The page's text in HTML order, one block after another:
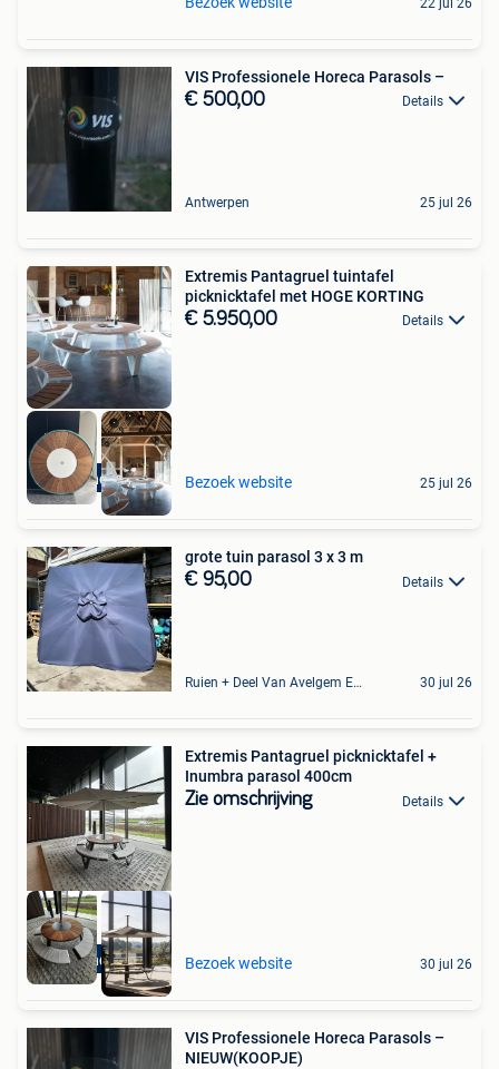
22 jul 26
VIS Professionele Horeca Parasols –
€ 500,00 Details
Antwerpen 25 jul 26
High-end Outlet
Extremis Pantagruel tuintafel
picknicktafel met HOGE KORTING
€ 5.950,00 Details
Bezoek website 25 jul 26
grote tuin parasol 3 x 3 m
€ 95,00 Details
Ruien + Deel Van Avelgem En Waarmaarde 30 jul 26
High-end Outlet
Extremis Pantagruel picknicktafel +
Inumbra parasol 400cm
Zie omschrijving Details
Bezoek website 30 jul 26
VIS Professionele Horeca Parasols –
NIEUW(KOOPJE)